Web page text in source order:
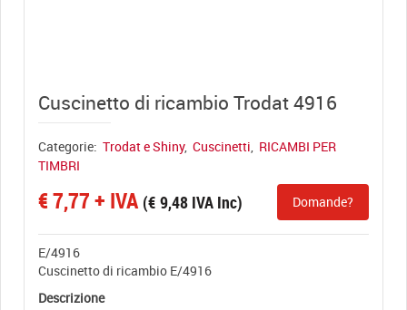
Cuscinetto di ricambio Trodat 4916
Categorie: Trodat e Shiny, Cuscinetti RICAMBI PER
TIMBRI
€7,77+ IVA (€ 9,48 IVA Inc) Domande?
E/4916
Cuscinetto di ricambio E/4916
Descrizione